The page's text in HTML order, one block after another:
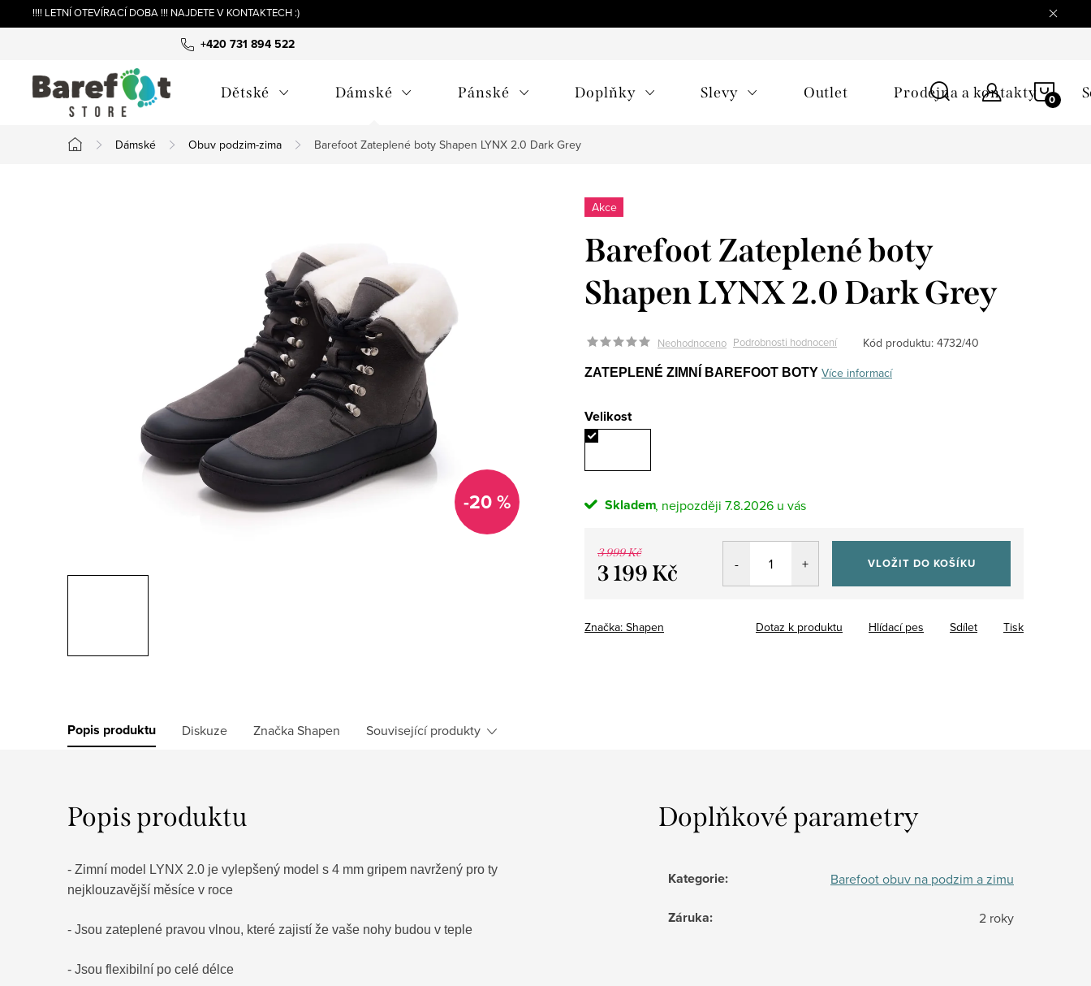
na
!!!! LETNÍ OTEVÍRACÍ DOBA !!! NAJDETE V KONTAKTECH :)
+420 731 894 522
Dětské Dámské Pánské Doplňky Slevy Outlet Prodejna a kontakty
Domů
Dámské Obuv podzim-zima Barefoot Zateplené boty Shapen LYNX 2.0 Dark Grey
-20 %
Akce
Barefoot Zateplené boty
Shapen LYNX 2.0 Dark Grey
Neohodnoceno Podrobnosti hodnocení Kód produktu: 4732/40
ZATEPLENÉ ZIMNÍ BAREFOOT BOTY Více informací
Velikost
Skladem 7.8.2026
3 999 Kč
3 199 Kč VLOŽIT DO KOŠÍKU
Značka: Shapen Tisk
Dotaz k produktu Hlídací pes Sdílet
Popis produktu Diskuze ZnačkaShapen Související produkty
Popis produktu
- Zimní model LYNX 2.0 je vylepšený model s 4 mm gripem navržený pro ty
nejklouzavější měsíce v roce
- Jsou zateplené pravou vlnou, které zajistí že vaše nohy budou v teple
- Jsou flexibilní po celé délce
Doplňkové parametry
Kategorie: Barefoot obuv na podzim a zimu
Záruka: 2 roky